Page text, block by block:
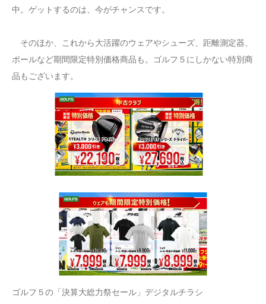
中。ゲットするのは、今がチャンスです。
そのほか、これから大活躍のウェアやシューズ、距離測定器、
ボールなど期間限定特別価格商品も。ゴルフ５にしかない特別商
品もございます。
ゴルフ５の「決算大総力祭セール」デジタルチラシ